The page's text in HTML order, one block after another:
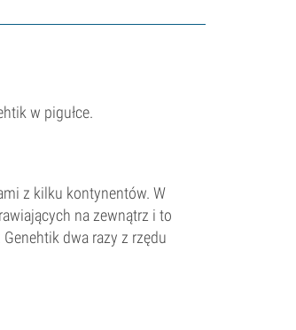
w pigułce.
z kilku kontynentów. W
na zewnątrz i to
dwa razy z rzędu